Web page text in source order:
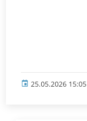
25.05.2026 15:05